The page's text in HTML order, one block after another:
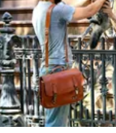
Społeczeństwo
Wojna na Ukrainie
Świat
Jedzenie